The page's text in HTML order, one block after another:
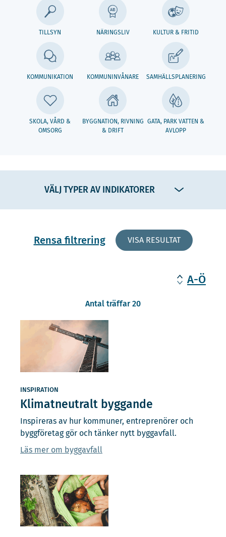
TILLSYN NÄRINGSLIV KULTUR & FRITID
KOMMUNIKATION KOMMUNINVÅNARE SAMHÄLLSPLANERING
SKOLA, VÅRD &
OMSORG
BYGGNATION, RIVNING
& DRIFT
GATA, PARK VATTEN &
AVLOPP
VÄLJ TYPER AV INDIKATORER
Rensa filtrering VISA RESULTAT
A-Ö
Antal träffar 20
INSPIRATION
Klimatneutralt byggande
Inspireras av hur kommuner, entreprenörer och
byggföretag gör och tänker nytt byggavfall.
Läs mer om byggavfall